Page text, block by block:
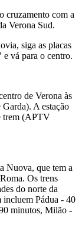
cruzamento com a
Verona Sud.
siga as placas
e vá para o centro.
de Verona às
A estação
trem (APTV
Nuova, que tem a
Os trens
do norte da
incluem Pádua - 40
minutos, Milão -